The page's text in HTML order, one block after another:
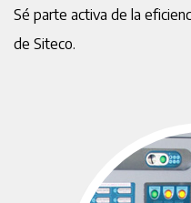
Sé parte activa de la
de Siteco.